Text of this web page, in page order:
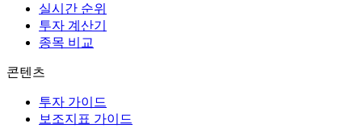
실시간 순위
투자 계산기
종목 비교
콘텐츠
투자 가이드
보조지표 가이드